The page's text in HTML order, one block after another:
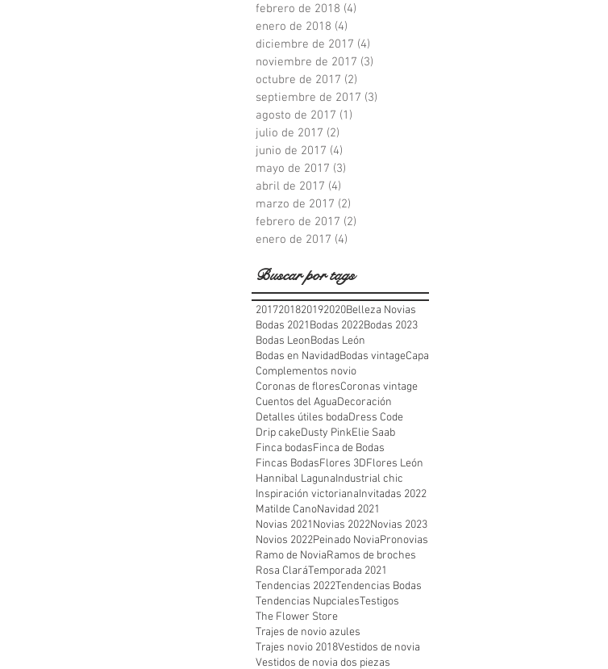
febrero de 2018 (4)
enero de 2018 (4)
diciembre de 2017 (4)
noviembre de 2017 (3)
octubre de 2017 (2)
septiembre de 2017 (3)
agosto de 2017 (1)
julio de 2017 (2)
junio de 2017 (4)
mayo de 2017 (3)
abril de 2017 (4)
marzo de 2017 (2)
febrero de 2017 (2)
enero de 2017 (4)
Buscar por tags
2017201820192020Belleza Novias
Bodas 2021Bodas 2022Bodas 2023
Bodas LeonBodas León
Bodas en NavidadBodas vintageCapa
Complementos novio
Coronas de floresCoronas vintage
Cuentos del AguaDecoración
Detalles útiles bodaDress Code
Drip cakeDusty PinkElie Saab
Finca bodasFinca de Bodas
Fincas BodasFlores 3DFlores León
Hannibal LagunaIndustrial chic
Inspiración victorianaInvitadas 2022
Matilde CanoNavidad 2021
Novias 2021Novias 2022Novias 2023
Novios 2022Peinado NoviaPronovias
Ramo de NoviaRamos de broches
Rosa ClaráTemporada 2021
Tendencias 2022Tendencias Bodas
Tendencias NupcialesTestigos
The Flower Store
Trajes de novio azules
Trajes novio 2018Vestidos de novia
Vestidos de novia dos piezas